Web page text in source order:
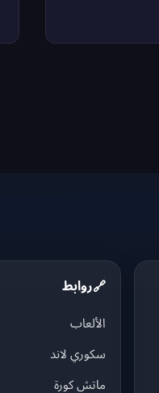
🔗روابط
الألعاب
سكوري لاند
ماتش كورة